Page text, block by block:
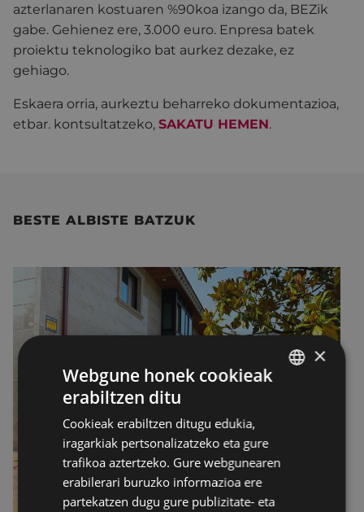
azterlanaren kostuaren %90koa izango da, BEZik
gabe. Gehienez ere, 3.000 euro. Enpresa batek
proiektu teknologiko bat aurkez dezake, ez
gehiago.
Eskaera orria, aurkeztu beharreko dokumentazioa,
etbar. kontsultatzeko, SAKATU HEMEN.
BESTE ALBISTE BATZUK
×
Webgune honek cookieak
erabiltzen ditu
Cookieak erabiltzen ditugu edukia,
iragarkiak pertsonalizatzeko eta gure
trafikoa aztertzeko. Gure webgunearen
erabilerari buruzko informazioa ere
partekatzen dugu gure publizitate- eta